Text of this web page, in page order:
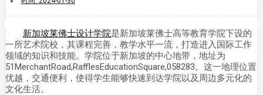
新加坡莱佛士设计学院是新加坡莱佛士高等教育学院下设的
一所艺术院校，其课程完善，教学水平一流，打造进入国际工作
领域的知识和技能。学院位于新加坡的中心地带，地址为
51MerchantRoad,RafflesEducationSquare,058283。这一地理位置
优越，交通便利，使得学生能够快速到达学院以及周边多元化的
文化生活。